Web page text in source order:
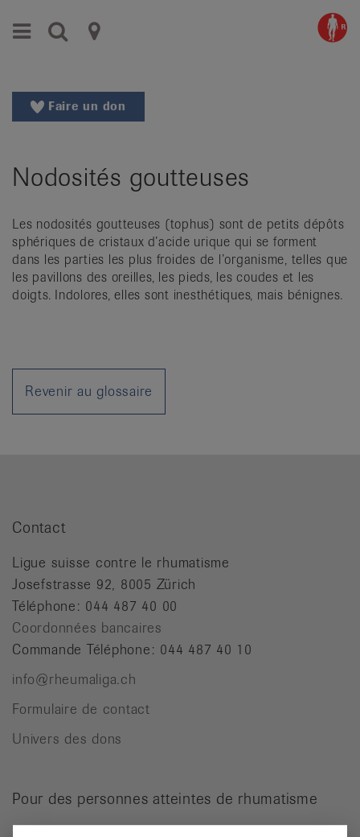
vers
au
Aller
Changer
de
Changer
de
langue:
de
Faire un don
Nodosités goutteuses
Les nodosités goutteuses (tophus) sont de petits dépôts
sphériques de cristaux d’acide urique qui se forment
dans les parties les plus froides de l’organisme, telles que
les pavillons des oreilles, les pieds, les coudes et les
doigts. Indolores, elles sont inesthétiques, mais bénignes.
Revenir au glossaire
Contact
Ligue suisse contre le rhumatisme
Josefstrasse 92, 8005 Zürich
Téléphone: 044 487 40 00
Coordonnées bancaires
Commande Téléphone: 044 487 40 10
info@rheumaliga.ch
Formulaire de contact
Univers des dons
Pour des personnes atteintes de rhumatisme
Menu Recherche
Ligues
contre
le
|
nationales
de
patients